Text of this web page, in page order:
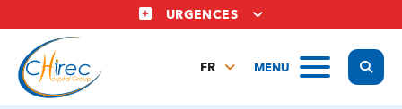
au
contenu
principal
URGENCES
MENU
FR